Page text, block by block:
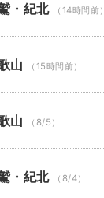
・紀北 （14時間前）
山 （15時間前）
山 （8/5）
・紀北 （8/4）